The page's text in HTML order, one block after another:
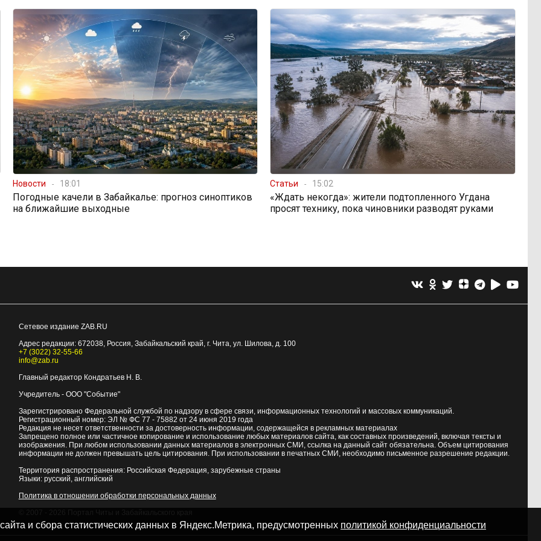
Новости 18:01
Погодные качели в Забайкалье: прогноз синоптиков
на ближайшие выходные
Статьи 15:02
«Ждать некогда»: жители подтопленного Угдана
просят технику, пока чиновники разводят руками
Сетевое издание ZAB.RU
Адрес редакции: 672038, Россия, Забайкальский край, г. Чита, ул. Шилова, д. 100
+7 (3022) 32-55-66
info@zab.ru
Главный редактор Кондратьев Н. В.
Учредитель - ООО "Событие"
Зарегистрировано Федеральной службой по надзору в сфере связи, информационных технологий и массовых коммуникаций.
Регистрационный номер: ЭЛ № ФС 77 - 75882 от 24 июня 2019 года
Редакция не несет ответственности за достоверность информации, содержащейся в рекламных материалах
Запрещено полное или частичное копирование и использование любых материалов сайта, как составных произведений, включая тексты и
изображения. При любом использовании данных материалов в электронных СМИ, ссылка на данный сайт обязательна. Объем цитирования
информации не должен превышать цель цитирования. При использовании в печатных СМИ, необходимо письменное разрешение редакции.
Территория распространения: Российская Федерация, зарубежные страны
Языки: русский, английский
Политика в отношении обработки персональных данных
и сбора статистических данных в Яндекс.Метрика, предусмотренных политикой конфиденциальности